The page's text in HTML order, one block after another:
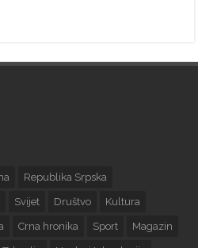
Republika Srpska
Svijet Društvo Kultura
Crna hronika Sport Magazin